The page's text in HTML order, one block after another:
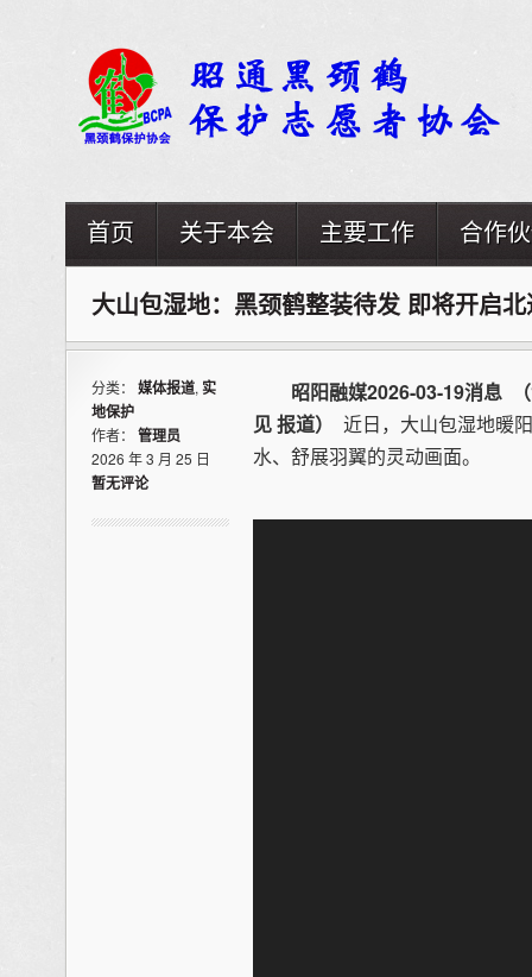
首页 关于本会 主要工作 合作
大山包湿地：黑颈鹤整装待发 即将开启
分类： 媒体报道, 实
地保护
作者： 管理员
2026 年 3 月 25 日
暂无评论
昭阳融媒2026-03-19消息 （
见报道）
近日，大山包湿地暖
水、舒展羽翼的灵动画面。